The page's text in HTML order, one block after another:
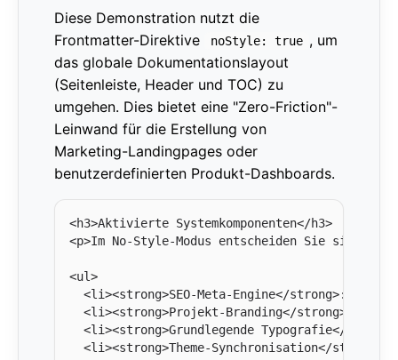
Diese Demonstration nutzt die
Frontmatter-Direktive
noStyle: true , um
das globale Dokumentationslayout
(Seitenleiste, Header und TOC) zu
umgehen. Dies bietet eine "Zero-Friction"-
Leinwand für die Erstellung von
Marketing-Landingpages oder
benutzerdefinierten Produkt-Dashboards.
<h3>Aktivierte Systemkomponenten</h3>
<p>Im No-Style-Modus entscheiden Sie sich
<ul>
<li><strong>SEO-Meta-Engine</strong>:
<li><strong>Projekt-Branding</strong>: Die
<li><strong>Grundlegende Typografie</
<li><strong>Theme-Synchronisation</